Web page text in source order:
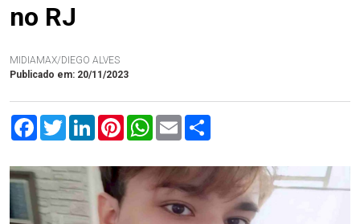
no RJ
MIDIAMAX/DIEGO ALVES
Publicado em: 20/11/2023
FacebookTwitterLinkedInPinterestWhatsApp
Email